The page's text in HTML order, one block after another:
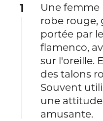
1
Une
robe rouge,
portée par
flamenco,
sur l'oreille.
des talons
Souvent
une
amusante.